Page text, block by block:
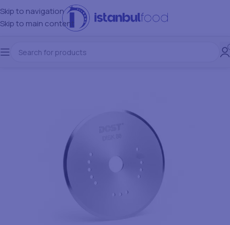
Skip to navigation
Skip to main content